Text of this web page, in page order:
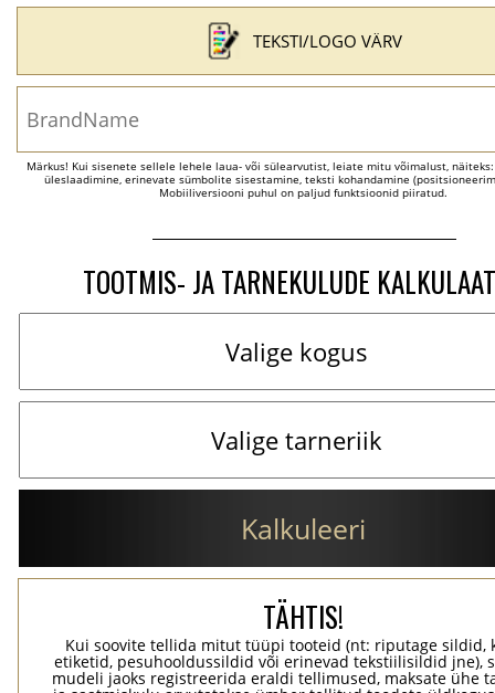
TEKSTI/LOGO VÄRV
Märkus! Kui sisenete sellele lehele laua- või sülearvutist, leiate mitu võimalust,
üleslaadimine, erinevate sümbolite sisestamine, teksti kohandamine
Mobiiliversiooni puhul on paljud funktsioonid piiratud.
TOOTMIS- JA TARNEKULUDE
Kalkuleeri
TÄHTIS!
Kui soovite tellida mitut tüüpi tooteid (nt: riputage sildid,
etiketid, pesuhooldussildid või erinevad tekstiilisildid jne),
mudeli jaoks registreerida eraldi tellimused, maksate ühe